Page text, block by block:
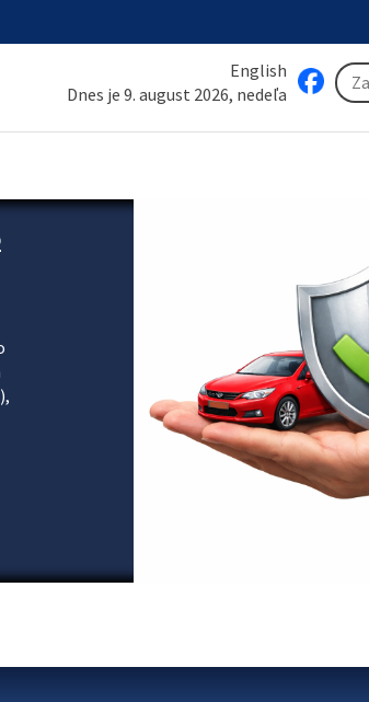
English
Dnes je 9. august 2026, nedeľa